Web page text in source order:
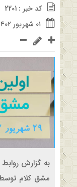
کد خبر : 2201
۰۱ شهریور ۱۴۰۲ - ۱:۱۰
به گزارش
مشق کلام توسط